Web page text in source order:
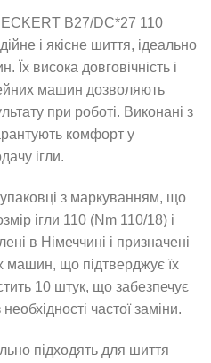
B27/DC*27 110
і якісне шиття, ідеально
Їх висока довговічність і
машин дозволяють
при роботі. Виконані з
комфорт у
ігли.
з маркуванням, що
ігли 110 (Nm 110/18) і
в Німеччині і призначені
що підтверджує їх
10 штук, що забезпечує
частої заміни.
підходять для шиття